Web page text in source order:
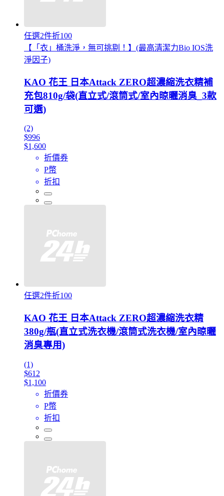
任選2件折100
【「衣」桶洗淨，無可挑剔！】(最高清潔力Bio IOS洗
淨因子)
KAO 花王 日本Attack ZERO超濃縮洗衣精補
充包810g/袋(直立式/滾筒式/室內晾曬消臭_3款
可選)
(2)
$996
$1,600
折價券
P幣
折扣
任選2件折100
KAO 花王 日本Attack ZERO超濃縮洗衣精
380g/瓶(直立式洗衣機/滾筒式洗衣機/室內晾曬
消臭專用)
(1)
$612
$1,100
折價券
P幣
折扣